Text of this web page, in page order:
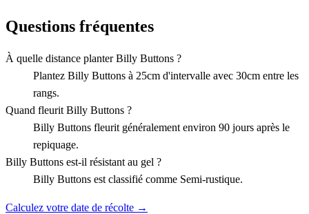
Questions fréquentes
À quelle distance planter Billy Buttons ?
Plantez Billy Buttons à 25cm d'intervalle avec 30cm entre les
rangs.
Quand fleurit Billy Buttons ?
Billy Buttons fleurit généralement environ 90 jours après le
repiquage.
Billy Buttons est-il résistant au gel ?
Billy Buttons est classifié comme Semi-rustique.
Calculez votre date de récolte →